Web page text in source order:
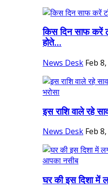
किस दिन साफ करें
होते...
News Desk Feb
इस राशि वाले रहे
News Desk Feb
घर की इस दिशा में